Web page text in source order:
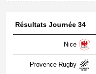
Résultats Journée 34
Nice
Provence Rugby